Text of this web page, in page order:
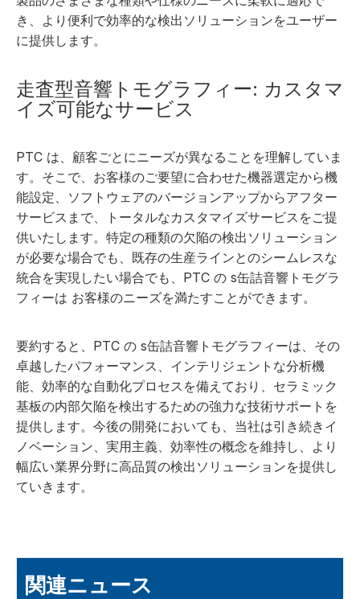
き、より便利で効率的な検出ソリューションをユーザー
に提供します。
走査型音響トモグラフィー: カスタマ
イズ可能なサービス
PTC は、顧客ごとにニーズが異なることを理解していま
す。そこで、お客様のご要望に合わせた機器選定から機
能設定、ソフトウェアのバージョンアップからアフター
サービスまで、トータルなカスタマイズサービスをご提
供いたします。特定の種類の欠陥の検出ソリューション
が必要な場合でも、既存の生産ラインとのシームレスな
統合を実現したい場合でも、PTC の s缶詰音響トモグラ
フィーは お客様のニーズを満たすことができます。
要約すると、PTC の s缶詰音響トモグラフィーは、その
卓越したパフォーマンス、インテリジェントな分析機
能、効率的な自動化プロセスを備えており、セラミック
基板の内部欠陥を検出するための強力な技術サポートを
提供します。今後の開発においても、当社は引き続きイ
ノベーション、実用主義、効率性の概念を維持し、より
幅広い業界分野に高品質の検出ソリューションを提供し
ていきます。
関連ニュース